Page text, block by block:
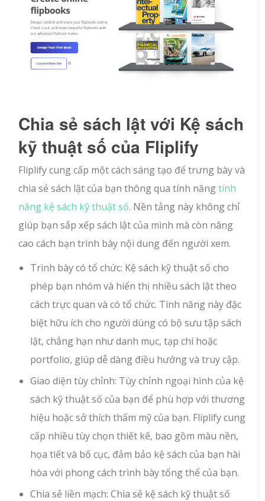
Chia sẻ sách lật với Kệ sách
kỹ thuật số của Fliplify
Fliplify cung cấp một cách sáng tạo để trưng bày và
chia sẻ sách lật của bạn thông qua tính năngtính
năng kệ sách kỹ thuật số. Nền tảng này không chỉ
giúp bạn sắp xếp sách lật của mình mà còn nâng
cao cách bạn trình bày nội dung đến người xem.
Trình bày có tổ chức: Kệ sách kỹ thuật số cho
phép bạn nhóm và hiển thị nhiều sách lật theo
cách trực quan và có tổ chức. Tính năng này đặc
biệt hữu ích cho người dùng có bộ sưu tập sách
lật, chẳng hạn như danh mục, tạp chí hoặc
portfolio, giúp dễ dàng điều hướng và truy cập.
Giao diện tùy chỉnh: Tùy chỉnh ngoại hình của kệ
sách kỹ thuật số của bạn để phù hợp với thương
hiệu hoặc sở thích thẩm mỹ của bạn. Fliplify cung
cấp nhiều tùy chọn thiết kế, bao gồm màu nền,
họa tiết và bố cục, đảm bảo kệ sách của bạn hài
hòa với phong cách trình bày tổng thể của bạn.
Chia sẻ liền mạch: Chia sẻ kệ sách kỹ thuật số